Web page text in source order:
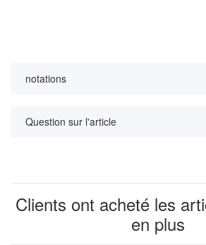
notations
Question sur l'article
Clients ont acheté les
en plus